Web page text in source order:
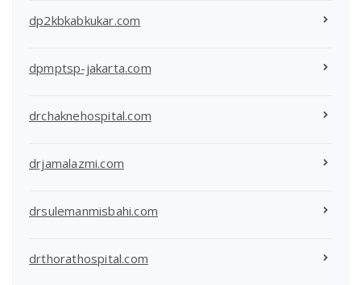
dp2kbkabkukar.com
dpmptsp-jakarta.com
drchaknehospital.com
drjamalazmi.com
drsulemanmisbahi.com
drthorathospital.com